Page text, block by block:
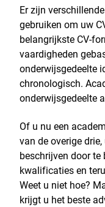
Er zijn
gebruiken om uw
belangrijkste CV-
vaardigheden
onderwijsgedeelte
chronologisch.
onderwijsgedeelte
Of u nu een
van de overige
beschrijven door te
kwalificaties en
Weet u niet hoe?
krijgt u het beste